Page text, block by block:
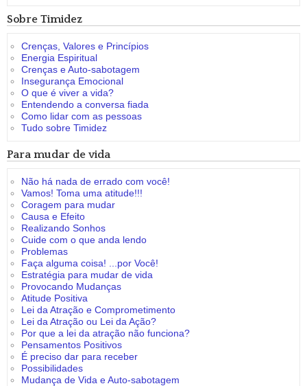
Sobre Timidez
Crenças, Valores e Princípios
Energia Espiritual
Crenças e Auto-sabotagem
Insegurança Emocional
O que é viver a vida?
Entendendo a conversa fiada
Como lidar com as pessoas
Tudo sobre Timidez
Para mudar de vida
Não há nada de errado com você!
Vamos! Toma uma atitude!!!
Coragem para mudar
Causa e Efeito
Realizando Sonhos
Cuide com o que anda lendo
Problemas
Faça alguma coisa! ...por Você!
Estratégia para mudar de vida
Provocando Mudanças
Atitude Positiva
Lei da Atração e Comprometimento
Lei da Atração ou Lei da Ação?
Por que a lei da atração não funciona?
Pensamentos Positivos
É preciso dar para receber
Possibilidades
Mudança de Vida e Auto-sabotagem